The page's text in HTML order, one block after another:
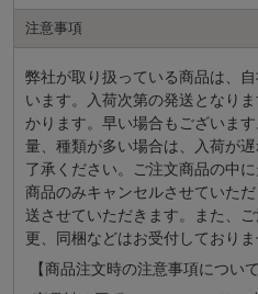
注意事項
弊社が取り扱っている商品は、
います。入荷次第の発送となり
かります。早い場合もございま
量、種類が多い場合は、入荷が
了承ください。ご注文商品の中
商品のみキャンセルさせていた
送させていただきます。また、
更、同梱などはお受付しておりま
【商品注文時の注意事項について